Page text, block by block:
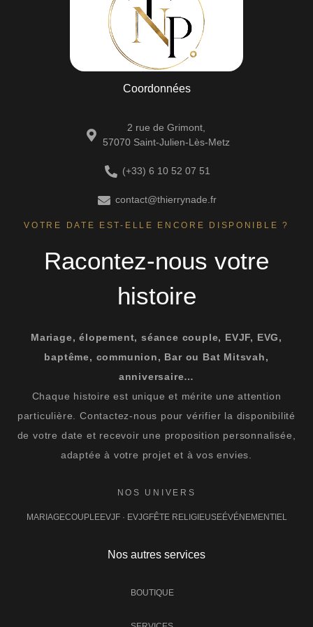
Coordonnées
2 rue de Grimont,
57070 Saint-Julien-Lès-Metz
(+33) 6 10 52 07 51
contact@thierrynade.fr
VOTRE DATE EST-ELLE ENCORE DISPONIBLE ?
Racontez-nous votre
histoire
Mariage, élopement, séance couple, EVJF, EVG,
baptême, communion, Bar ou Bat Mitsvah,
anniversaire…
Chaque histoire est unique et mérite une attention
particulière. Contactez-nous pour vérifier la disponibilité
de votre date et recevoir une proposition personnalisée,
adaptée à votre projet et à vos envies.
NOS UNIVERS
MARIAGECOUPLEEVJF · EVJGFÊTE RELIGIEUSEÉVÉNEMENTIEL
Nos autres services
BOUTIQUE